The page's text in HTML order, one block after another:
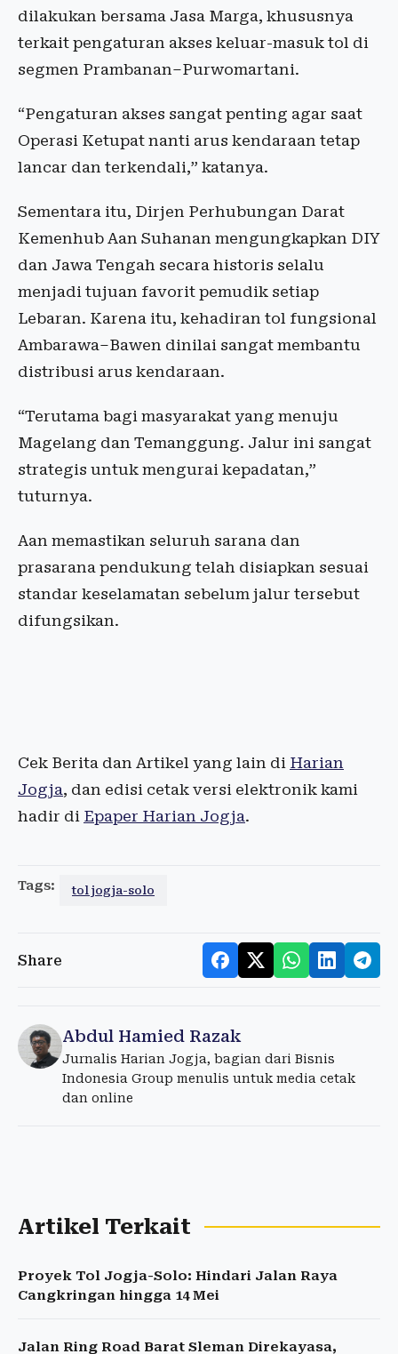
dilakukan bersama Jasa Marga, khususnya
terkait pengaturan akses keluar-masuk tol di
segmen Prambanan–Purwomartani.
“Pengaturan akses sangat penting agar saat
Operasi Ketupat nanti arus kendaraan tetap
lancar dan terkendali,” katanya.
Sementara itu, Dirjen Perhubungan Darat
Kemenhub Aan Suhanan mengungkapkan DIY
dan Jawa Tengah secara historis selalu
menjadi tujuan favorit pemudik setiap
Lebaran. Karena itu, kehadiran tol fungsional
Ambarawa–Bawen dinilai sangat membantu
distribusi arus kendaraan.
“Terutama bagi masyarakat yang menuju
Magelang dan Temanggung. Jalur ini sangat
strategis untuk mengurai kepadatan,”
tuturnya.
Aan memastikan seluruh sarana dan
prasarana pendukung telah disiapkan sesuai
standar keselamatan sebelum jalur tersebut
difungsikan.
Cek Berita dan Artikel yang lain di Harian
Jogja, dan edisi cetak versi elektronik kami
hadir di Epaper Harian Jogja.
Tags: tol jogja-solo
Share
Abdul Hamied Razak
Jurnalis Harian Jogja, bagian dari Bisnis
Indonesia Group menulis untuk media cetak
dan online
Artikel Terkait
Proyek Tol Jogja-Solo: Hindari Jalan Raya
Cangkringan hingga 14 Mei
Jalan Ring Road Barat Sleman Direkayasa,